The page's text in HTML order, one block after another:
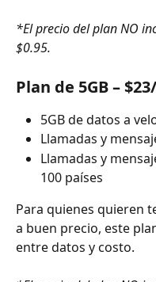
*El precio del plan NO
$0.95.
Plan de 5GB –
5GB de datos a
Llamadas y
Llamadas y
100 países
Para quienes quieren
a buen precio, este
entre datos y costo.